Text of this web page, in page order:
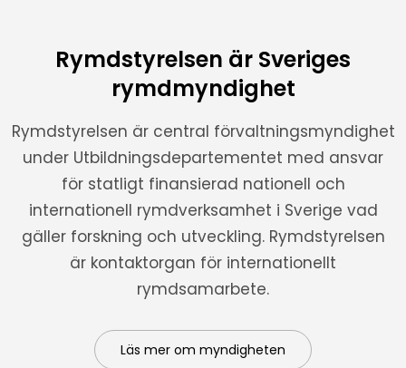
Rymdstyrelsen är Sveriges
rymdmyndighet
Rymdstyrelsen är central förvaltningsmyndighet
under Utbildningsdepartementet med ansvar
för statligt finansierad nationell och
internationell rymdverksamhet i Sverige vad
gäller forskning och utveckling. Rymdstyrelsen
är kontaktorgan för internationellt
rymdsamarbete.
Läs mer om myndigheten